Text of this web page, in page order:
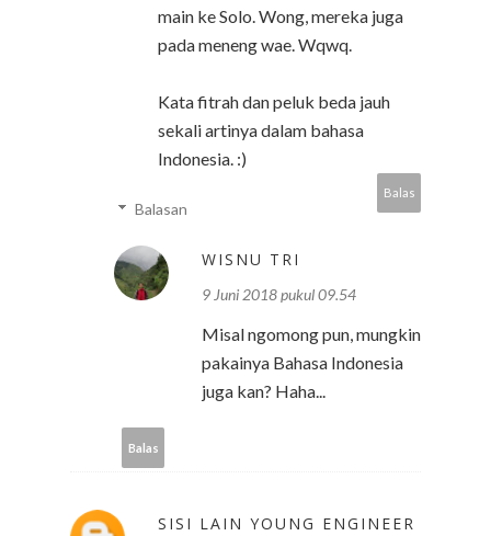
main ke Solo. Wong, mereka juga
pada meneng wae. Wqwq.
Kata fitrah dan peluk beda jauh
sekali artinya dalam bahasa
Indonesia. :)
Balas
Balasan
WISNU TRI
9 Juni 2018 pukul 09.54
Misal ngomong pun, mungkin
pakainya Bahasa Indonesia
juga kan? Haha...
Balas
SISI LAIN YOUNG ENGINEER